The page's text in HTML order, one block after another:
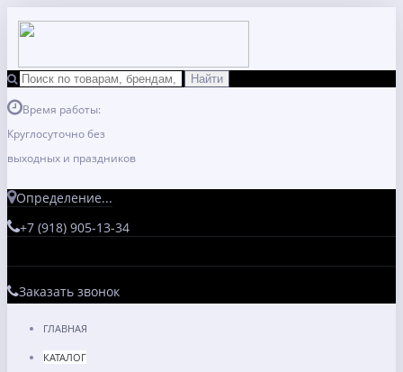
Время работы:
Круглосуточно без
выходных и праздников
Определение...
+7 (918) 905-13-34
Заказать звонок
ГЛАВНАЯ
КАТАЛОГ